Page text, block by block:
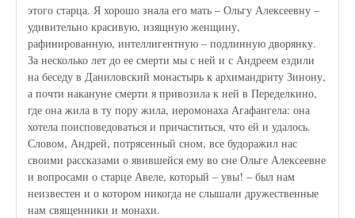
этого старца. Я хорошо знала его мать – Ольгу Алексеевну –
удивительно красивую, изящную женщину,
рафинированную, интеллигентную – подлинную дворянку.
За несколько лет до ее смерти мы с ней и с Андреем ездили
на беседу в Даниловский монастырь к архимандриту Зинону,
а почти накануне смерти я привозила к ней в Переделкино,
где она жила в ту пору жила, иеромонаха Агафангела: она
хотела поисповедоваться и причаститься, что ей и удалось.
Словом, Андрей, потрясенный сном, все будоражил нас
своими рассказами о явившейся ему во сне Ольге Алексеевне
и вопросами о старце Авеле, который – увы! – был нам
неизвестен и о котором никогда не слышали дружественные
нам священники и монахи.